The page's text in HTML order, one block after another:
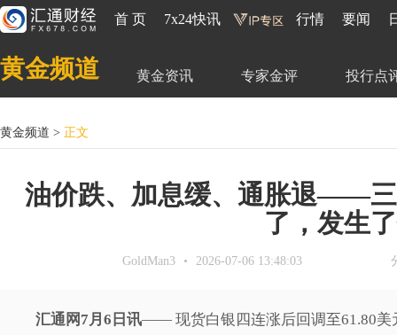
首 页 7x24快讯 行情 要闻
黄金频道 黄金资讯 专家金评 投行点
黄金频道 > 正文
油价跌、加息缓、通胀退——
了，发生
GoldMan3 2026-07-06 13:48:03
汇通网7月6日讯—— 现货白银四连涨后回调至61.80美